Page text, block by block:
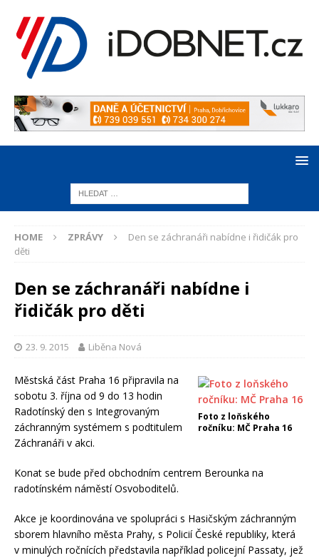
HOME ZPRÁVY
Den se záchranáři nabídne i řidičák pro
děti
Den se záchranáři nabídne i
řidičák pro děti
23. 9. 2015 Liběna Nová
Foto z loňského
ročníku: MČ Praha 16
Městská část Praha 16 připravila na
sobotu 3. října od 9 do 13 hodin
Radotínský den s Integrovaným
záchranným systémem s podtitulem
Záchranáři v akci.
Konat se bude před obchodním centrem Berounka na
radotínském náměstí Osvoboditelů.
Akce je koordinována ve spolupráci s Hasičským záchranným
sborem hlavního města Prahy, s Policií České republiky, která
v minulých ročnících představila například policejní Passaty, jež